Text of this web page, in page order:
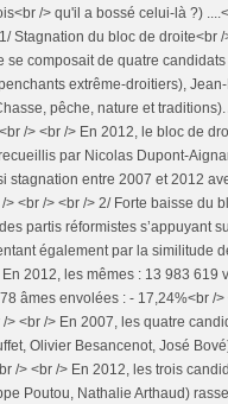
/> qu'il a bossé celui-là ?)
Stagnation du bloc de droite<br
se composait de quatre
extrême-droitiers),
pêche, nature et
/> <br /> En 2012, le bloc de
par Nicolas Dupont-
stagnation entre 2007 et 2012
<br /> <br /> 2/ Forte baisse du
partis réformistes s’appuyant
également par la similitude
2012, les mêmes : 13 983 619
âmes envolées : - 17,24%<br /
<br /> En 2007, les quatre
Olivier Besancenot, José
/> <br /> En 2012, les trois
Poutou, Nathalie Arthaud)